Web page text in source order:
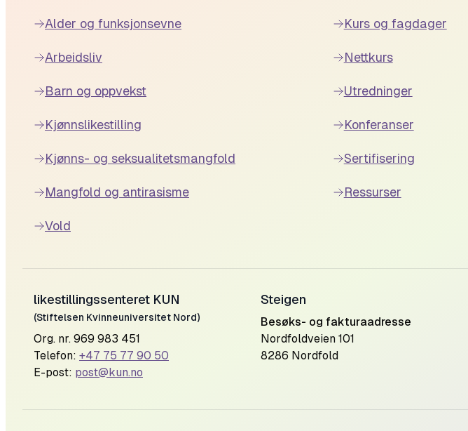
Alder og funksjonsevne
Arbeidsliv
Barn og oppvekst
Kjønnslikestilling
Kjønns- og seksualitetsmangfold
Mangfold og antirasisme
Vold
Kurs og fagdager
Nettkurs
Utredninger
Konferanser
Sertifisering
Ressurser
likestillingssenteret KUN
(Stiftelsen Kvinneuniversitet Nord)
Org. nr. 969 983 451
Telefon: +47 75 77 90 50
E-post: post@kun.no
Steigen
Besøks- og fakturaadresse
Nordfoldveien 101
8286 Nordfold